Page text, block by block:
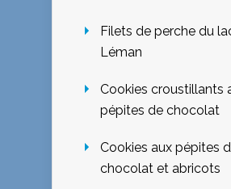
Filets de perche du
Léman
Cookies croustillants
pépites de chocolat
Cookies aux pépites
chocolat et abricots